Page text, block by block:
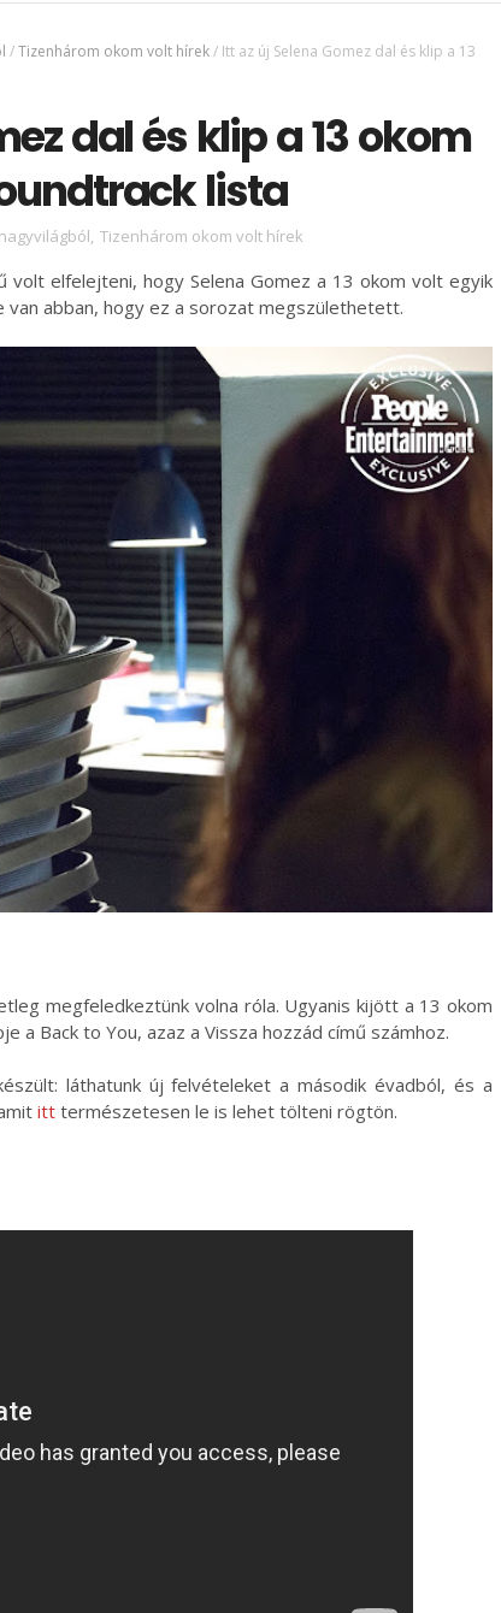
/Tizenhárom okom volt hírek/ Itt az új Selena Gomez dal és klip a 13
dal és klip a 13 okom
lista
, Tizenhárom okom volt hírek
elfelejteni, hogy Selena Gomez a 13 okom volt egyik
abban, hogy ez a sorozat megszülethetett.
megfeledkeztünk volna róla. Ugyanis kijött a 13 okom
a Back to You, azaz a Vissza hozzád című számhoz.
láthatunk új felvételeket a második évadból, és a
itt természetesen le is lehet tölteni rögtön.